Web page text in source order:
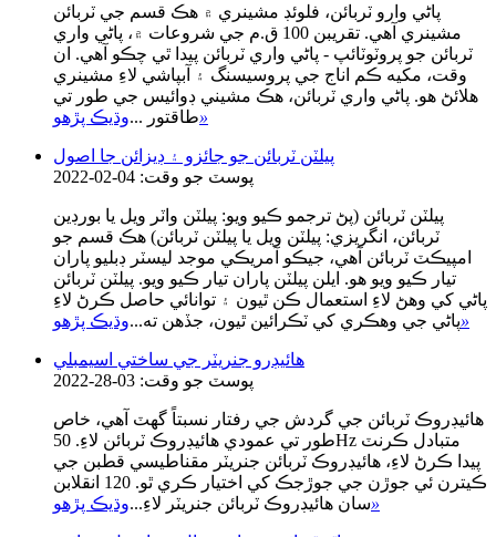
پاڻي وارو ٽربائن، فلوئڊ مشينري ۾ هڪ قسم جي ٽربائن
مشينري آهي. تقريبن 100 ق.م جي شروعات ۾، پاڻي واري
ٽربائن جو پروٽوٽائپ - پاڻي واري ٽربائن پيدا ٿي چڪو آهي. ان
وقت، مکيه ڪم اناج جي پروسيسنگ ۽ آبپاشي لاءِ مشينري
هلائڻ هو. پاڻي واري ٽربائن، هڪ مشيني ڊوائيس جي طور تي
طاقتور ...وڌيڪ پڙهو »
پيلٽن ٽربائن جو جائزو ۽ ڊيزائن جا اصول
پوسٽ جو وقت: 04-02-2022
پيلٽن ٽربائن (پڻ ترجمو ڪيو ويو: پيلٽن واٽر ويل يا بورڊين
ٽربائن، انگريزي: پيلٽن ويل يا پيلٽن ٽربائن) هڪ قسم جو
امپيڪٽ ٽربائن آهي، جيڪو آمريڪي موجد ليسٽر ڊبليو پاران
تيار ڪيو ويو هو. ايلن پيلٽن پاران تيار ڪيو ويو. پيلٽن ٽربائن
پاڻي کي وهڻ لاءِ استعمال ڪن ٿيون ۽ توانائي حاصل ڪرڻ لاءِ
پاڻي جي وهڪري کي ٽڪرائين ٿيون، جڏهن ته...وڌيڪ پڙهو »
هائيڊرو جنريٽر جي ساختي اسيمبلي
پوسٽ جو وقت: 03-28-2022
هائيڊروڪ ٽربائن جي گردش جي رفتار نسبتاً گهٽ آهي، خاص
طور تي عمودي هائيڊروڪ ٽربائن لاءِ. 50Hz متبادل ڪرنٽ
پيدا ڪرڻ لاءِ، هائيڊروڪ ٽربائن جنريٽر مقناطيسي قطبن جي
ڪيترن ئي جوڙن جي جوڙجڪ کي اختيار ڪري ٿو. 120 انقلابن
سان هائيڊروڪ ٽربائن جنريٽر لاءِ...وڌيڪ پڙهو »